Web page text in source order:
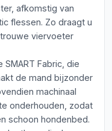
afkomstig van
flessen. Zo draagt u
viervoeter
Fabric, die
de mand bijzonder
machinaal
onderhouden, zodat
schoon hondenbed.